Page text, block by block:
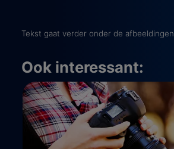
Tekst gaat verder onder de afbeeldingen
Ook interessant: